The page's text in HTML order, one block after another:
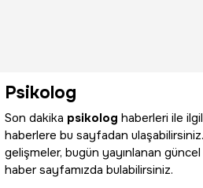
Psikolog
Son dakika psikolog haberleri ile
haberlere bu sayfadan
gelişmeler, bugün yayınlanan
haber sayfamızda bulabilirsiniz.